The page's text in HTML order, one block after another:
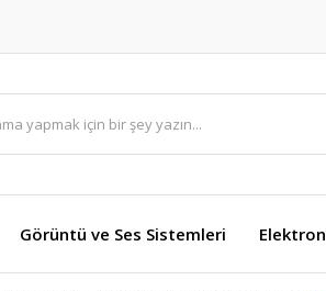
Görüntü ve Ses Sistemleri